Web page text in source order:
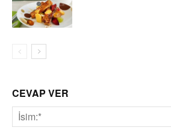
CEVAP VER